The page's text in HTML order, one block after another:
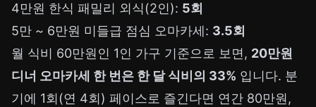
4만원 한식 패밀리 외식(2인): 5회
5만 ~ 6만원 미들급 점심 오마카세: 3.5회
월 식비 60만원인 1인 가구 기준으로 보면, 20만원
디너 오마카세 한 번은 한 달 식비의 33% 입니다. 분
기에 1회(연 4회) 페이스로 즐긴다면 연간 80만원,